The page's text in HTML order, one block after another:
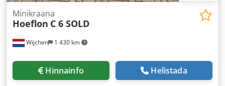
Wijchen 1 430 km
Minikraana
Hoeflon C 6 SOLD
Hinnainfo Helistada